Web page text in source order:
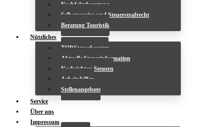
Nachfolgeberatung
Selbstanzeige und Steuerstrafrecht
Beratung Touristik
Nützliches
TOP Steuerberater
Aktuelle Steuerinformation
Nachrichten Steuern
Arbeitshilfen
Stellenangebote
Service
Über uns
Impressum